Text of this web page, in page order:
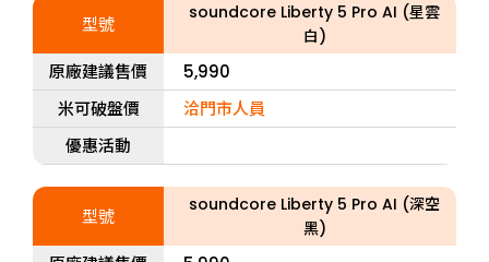
型號
soundcore Liberty 5 Pro AI (星雲
白)
原廠建議售價
5,990
米可破盤價
洽門市人員
優惠活動
型號
soundcore Liberty 5 Pro AI (深空
黑)